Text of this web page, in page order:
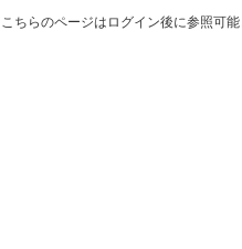
こちらのページはログイン後に参照可